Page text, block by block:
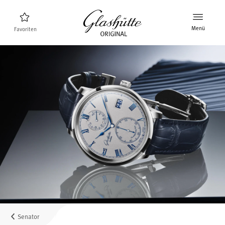
Favoriten Menü
Neuheiten Stellenangebote
Kollektion
Entdecken Sie die Kollektion
Die Marke Glashütte Original
Manufaktur, Geschichte und Partner
Glashütte Original als Arbeitgeber
Verkaufspunkte
Senator